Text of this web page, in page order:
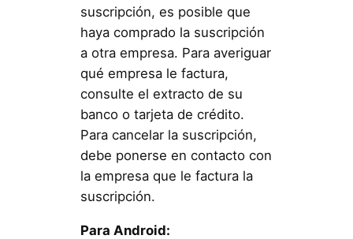
suscripción, es posible que
haya comprado la suscripción
a otra empresa. Para averiguar
qué empresa le factura,
consulte el extracto de su
banco o tarjeta de crédito.
Para cancelar la suscripción,
debe ponerse en contacto con
la empresa que le factura la
suscripción.
Para Android: